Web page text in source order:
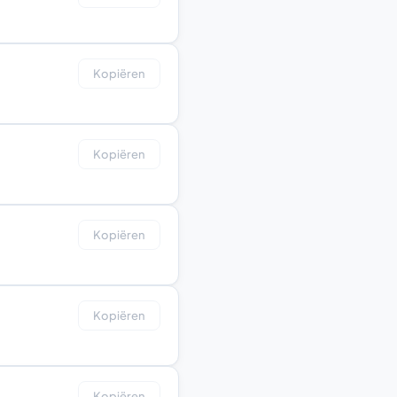
Kopiëren
Kopiëren
Kopiëren
Kopiëren